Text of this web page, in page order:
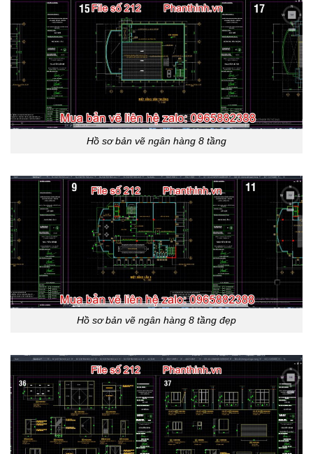
Hồ sơ bản vẽ ngân hàng 8 tầng
Hồ sơ bản vẽ ngân hàng 8 tầng đẹp